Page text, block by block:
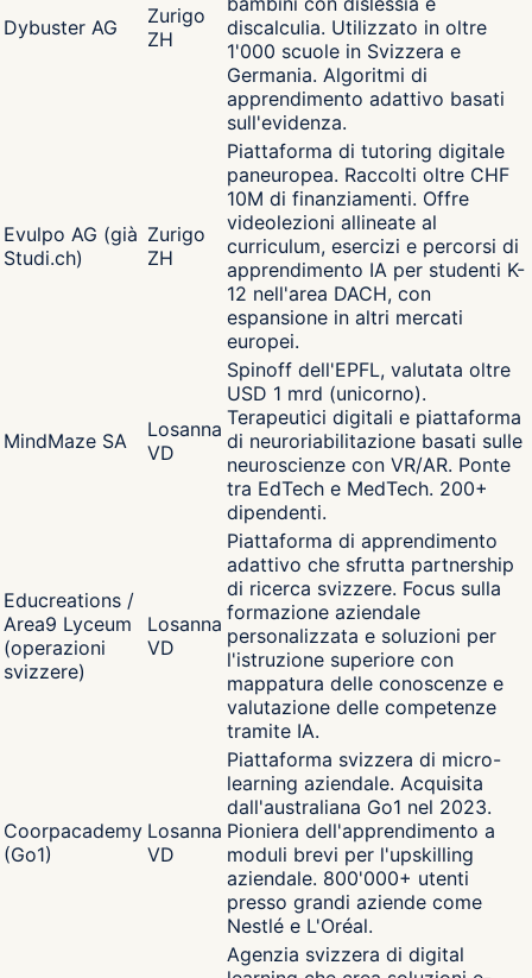
Dybuster AG
Zurigo
ZH
discalculia. Utilizzato in oltre
1'000 scuole in Svizzera e
Germania. Algoritmi di
apprendimento adattivo basati
sull'evidenza.
Evulpo AG (già
Studi.ch)
Zurigo
ZH
Piattaforma di tutoring digitale
paneuropea. Raccolti oltre CHF
10M di finanziamenti. Offre
videolezioni allineate al
curriculum, esercizi e percorsi di
apprendimento IA per studenti K-
12 nell'area DACH, con
espansione in altri mercati
europei.
MindMaze SA
Losanna
VD
Spinoff dell'EPFL, valutata oltre
USD 1 mrd (unicorno).
Terapeutici digitali e piattaforma
di neuroriabilitazione basati sulle
neuroscienze con VR/AR. Ponte
tra EdTech e MedTech. 200+
dipendenti.
Educreations /
Area9 Lyceum
(operazioni
svizzere)
Losanna
VD
Piattaforma di apprendimento
adattivo che sfrutta partnership
di ricerca svizzere. Focus sulla
formazione aziendale
personalizzata e soluzioni per
l'istruzione superiore con
mappatura delle conoscenze e
valutazione delle competenze
tramite IA.
Coorpacademy
(Go1)
Losanna
VD
Piattaforma svizzera di micro-
learning aziendale. Acquisita
dall'australiana Go1 nel 2023.
Pioniera dell'apprendimento a
moduli brevi per l'upskilling
aziendale. 800'000+ utenti
presso grandi aziende come
Nestlé e L'Oréal.
Agenzia svizzera di digital